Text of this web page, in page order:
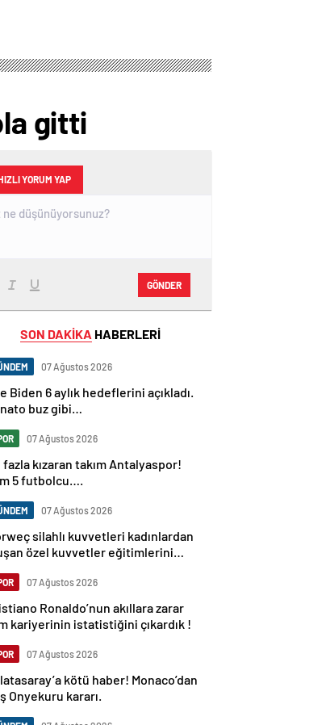
gitti
YORUM YAP
GÖNDER
SON DAKİKA HABERLERİ
07 Ağustos 2026
Biden 6 aylık hedeflerini açıkladı.
buz gibi…
07 Ağustos 2026
fazla kızaran takım Antalyaspor!
5 futbolcu….
07 Ağustos 2026
silahlı kuvvetleri kadınlardan
özel kuvvetler eğitimlerini
07 Ağustos 2026
Ronaldo’nun akıllara zarar
kariyerinin istatistiğini çıkardık !
07 Ağustos 2026
kötü haber! Monaco’dan
Onyekuru kararı.